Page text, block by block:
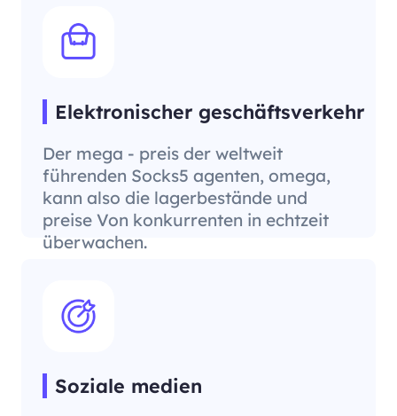
Elektronischer geschäftsverkehr
Der mega - preis der weltweit
führenden Socks5 agenten, omega,
kann also die lagerbestände und
preise Von konkurrenten in echtzeit
überwachen.
Soziale medien